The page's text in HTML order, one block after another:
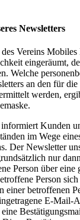
Newsletters
Vereins
eingeräumt,
Welche
an den für
werden,
Kunden
im Wege
Der Newsletter
nur
Person über
Person
einer betroffenen
E-Mail-